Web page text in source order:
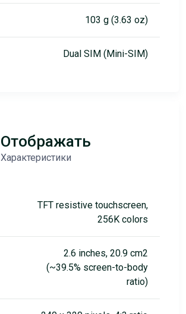
103 g (3.63 oz)
Dual SIM (Mini-SIM)
Отображать
Характеристики
TFT resistive touchscreen,
256K colors
2.6 inches, 20.9 cm2
(~39.5% screen-to-body
ratio)